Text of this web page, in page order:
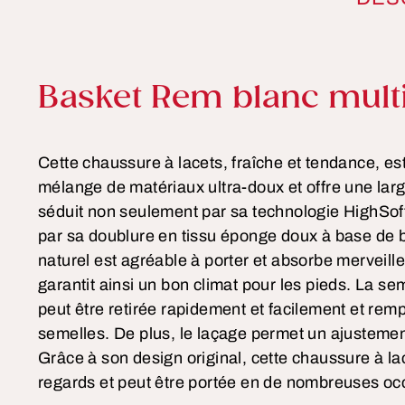
Informations sur le
Basket Rem blanc
Cette chaussure à lacets, fraîche et tendance,
mélange de matériaux ultra-doux et offre une
séduit non seulement par sa technologie
par sa doublure en tissu éponge doux à base de
naturel est agréable à porter et absorbe
garantit ainsi un bon climat pour les pieds. La
peut être retirée rapidement et facilement et
semelles. De plus, le laçage permet un
Grâce à son design original, cette chaussure à
regards et peut être portée en de nombreuses